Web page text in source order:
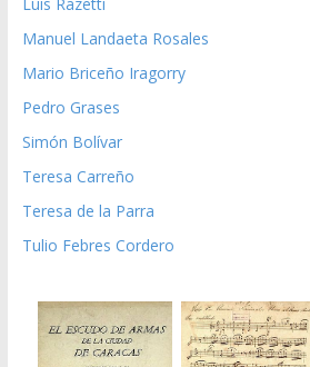
Manuel Landaeta Rosales
Mario Briceño Iragorry
Pedro Grases
Simón Bolívar
Teresa Carreño
Teresa de la Parra
Tulio Febres Cordero